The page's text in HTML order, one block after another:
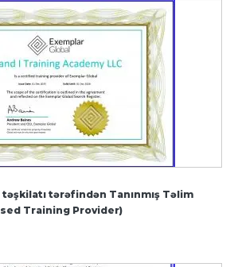
tərəfindən Tanınmış Təlim
Training Provider)